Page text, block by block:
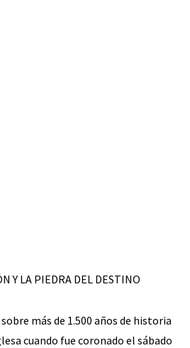
Y LA PIEDRA DEL DESTINO
más de 1.500 años de historia
cuando fue coronado el sábado